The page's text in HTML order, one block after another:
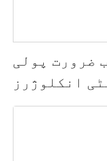
ضرورت پولی
انکلوژرز